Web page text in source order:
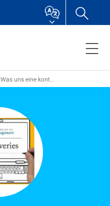
Was uns eine kontroverse Praxis im Fußball über das Scheitern von Innovationen verrät